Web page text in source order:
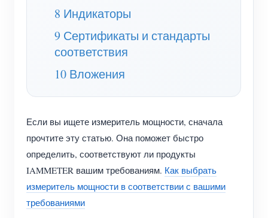
Виртуальный счетчик
Система прогнозирования и моделирования
энергии
Приложения
Монитор потребления электроэнергии
Система управления PV-нагревателем
Домашняя автоматизация
Мониторинг энергии на предприятии
Ресурсы
Быстрый старт продукта
Обучающее видео
Сообщество
Программа участников
Центр участников
Решения
Контакты
8 Индикаторы
9 Сертификаты и стандарты
соответствия
10 Вложения
Если вы ищете измеритель мощности, сначала
прочтите эту статью. Она поможет быстро
определить, соответствуют ли продукты
IAMMETER вашим требованиям. Как выбрать
измеритель мощности в соответствии с вашими
требованиями